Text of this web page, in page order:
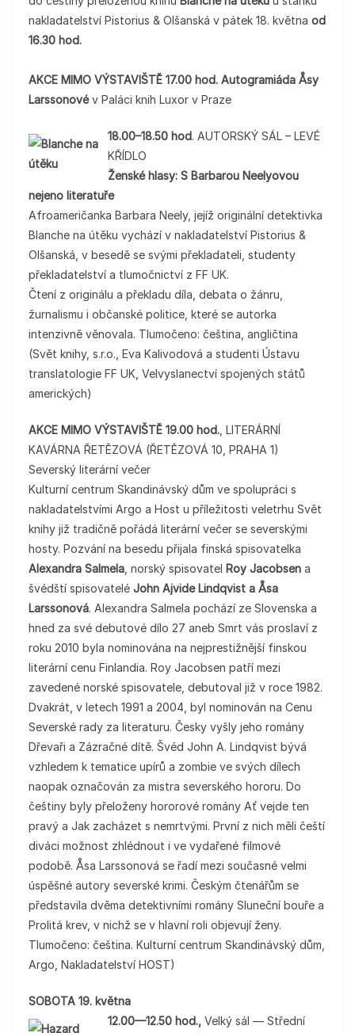
nakladatelství Pistorius & Olšanská v pátek 18. května od
16.30 hod.
AKCE MIMO VÝSTAVIŠTĚ 17.00 hod. Autogramiáda Åsy
Larssonovév Paláci knih Luxor v Praze
18.00–18.50 hod. AUTORSKÝ SÁL – LEVÉ
KŘÍDLO
Ženské hlasy: S Barbarou Neelyovou
nejeno literatuře
Afroameričanka Barbara Neely, jejíž originální detektivka
Blanche na útěku vychází v nakladatelství Pistorius &
Olšanská, v besedě se svými překladateli, studenty
překladatelství a tlumočnictví z FF UK.
Čtení z originálu a překladu díla, debata o žánru,
žurnalismu i občanské politice, které se autorka
intenzivně věnovala. Tlumočeno: čeština, angličtina
(Svět knihy, s.r.o., Eva Kalivodová a studenti Ústavu
translatologie FF UK, Velvyslanectví spojených států
amerických)
AKCE MIMO VÝSTAVIŠTĚ 19.00 hod. , LITERÁRNÍ
KAVÁRNA ŘETĚZOVÁ (ŘETĚZOVÁ 10, PRAHA 1)
Severský literární večer
Kulturní centrum Skandinávský dům ve spolupráci s
nakladatelstvími Argo a Host u příležitosti veletrhu Svět
knihy již tradičně pořádá literární večer se severskými
hosty. Pozvání na besedu přijala finská spisovatelka
Alexandra Salmela , norský spisovatel Roy Jacobsen a
švédští spisovatelé John Ajvide Lindqvist a Åsa
Larssonová. Alexandra Salmela pochází ze Slovenska a
hned za své debutové dílo 27 aneb Smrt vás proslaví z
roku 2010 byla nominována na nejprestižnější finskou
literární cenu Finlandia. Roy Jacobsen patří mezi
zavedené norské spisovatele, debutoval již v roce 1982.
Dvakrát, v letech 1991 a 2004, byl nominován na Cenu
Severské rady za literaturu. Česky vyšly jeho romány
Dřevaři a Zázračné dítě. Švéd John A. Lindqvist bývá
vzhledem k tematice upírů a zombie ve svých dílech
naopak označován za mistra severského hororu. Do
češtiny byly přeloženy hororové romány Ať vejde ten
pravý a Jak zacházet s nemrtvými. První z nich měli čeští
diváci možnost zhlédnout i ve vydařené filmové
podobě. Åsa Larssonová se řadí mezi současné velmi
úspěšné autory severské krimi. Českým čtenářům se
představila dvěma detektivními romány Sluneční bouře a
Prolitá krev, v nichž se v hlavní roli objevují ženy.
Tlumočeno: čeština. Kulturní centrum Skandinávský dům,
Argo, Nakladatelství HOST)
SOBOTA 19. května
12.00—12.50 hod., Velký sál — Střední